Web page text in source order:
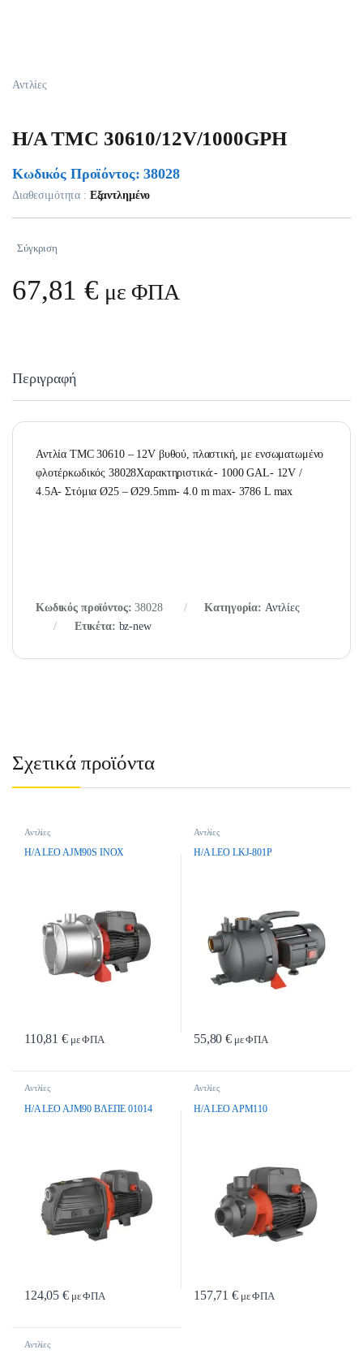
Αντλίες
H/A TMC 30610/12V/1000GPH
Κωδικός Προϊόντος: 38028
Διαθεσιμότητα : Εξαντλημένο
Σύγκριση
67,81€ με ΦΠΑ
Περιγραφή
Αντλία TMC 30610 – 12V βυθού, πλαστική, με ενσωματωμένο
φλοτέρκωδικός 38028Χαρακτηριστικά:- 1000 GAL- 12V /
4.5A- Στόμια Ø25 – Ø29.5mm- 4.0 m max- 3786 L max
Κωδικός προϊόντος:38028 Κατηγορία: Αντλίες
Ετικέτα: bz-new
Σχετικά προϊόντα
Αντλίες
H/A LEO AJM90S INOX
110,81€με ΦΠΑ
Αντλίες
H/A LEO LKJ-801P
55,80€ με ΦΠΑ
Αντλίες
H/A LEO AJM90 BΛEΠE 01014
124,05€με ΦΠΑ
Αντλίες
H/A LEO APM110
157,71€με ΦΠΑ
Αντλίες